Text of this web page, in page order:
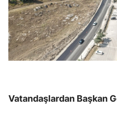
Vatandaşlardan Başkan